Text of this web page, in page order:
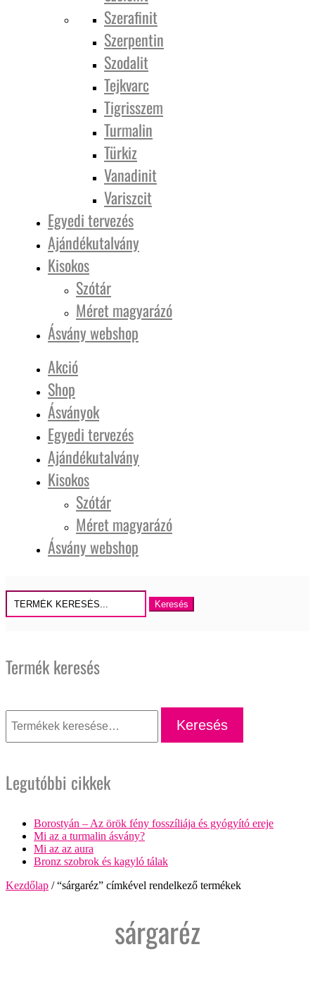
Szerafinit
Szerpentin
Szodalit
Tejkvarc
Tigrisszem
Turmalin
Türkiz
Vanadinit
Variszcit
Egyedi tervezés
Ajándékutalvány
Kisokos
Szótár
Méret magyarázó
Ásvány webshop
Akció
Shop
Ásványok
Egyedi tervezés
Ajándékutalvány
Kisokos
Szótár
Méret magyarázó
Ásvány webshop
Keresés
erre:
Kezdőlap / “sárgaréz” címkével rendelkező termékek
sárgaréz
Termék keresés
következőre:
Keresés
Legutóbbi cikkek
Borostyán – Az örök fény fosszíliája és gyógyító ereje
Mi az a turmalin ásvány?
Mi az az aura
Bronz szobrok és kagyló tálak